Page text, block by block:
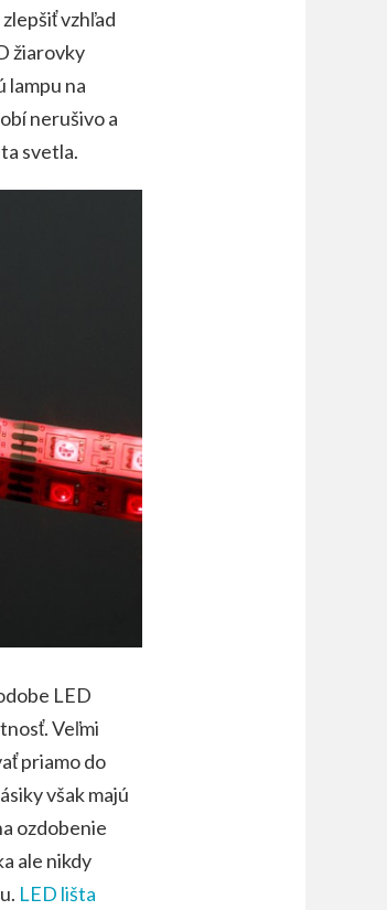
vzhľad
žiarovky
lampu na
nerušivo a
svetla.
LED
Veľmi
priamo do
však majú
ozdobenie
ale nikdy
LED lišta